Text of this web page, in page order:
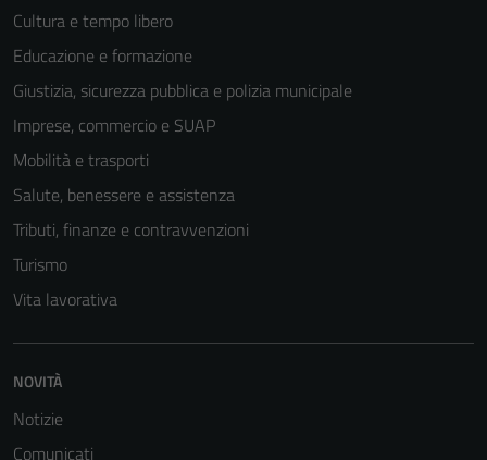
Cultura e tempo libero
Educazione e formazione
Giustizia, sicurezza pubblica e polizia municipale
Imprese, commercio e SUAP
Mobilità e trasporti
Salute, benessere e assistenza
Tributi, finanze e contravvenzioni
Turismo
Vita lavorativa
NOVITÀ
Notizie
Comunicati